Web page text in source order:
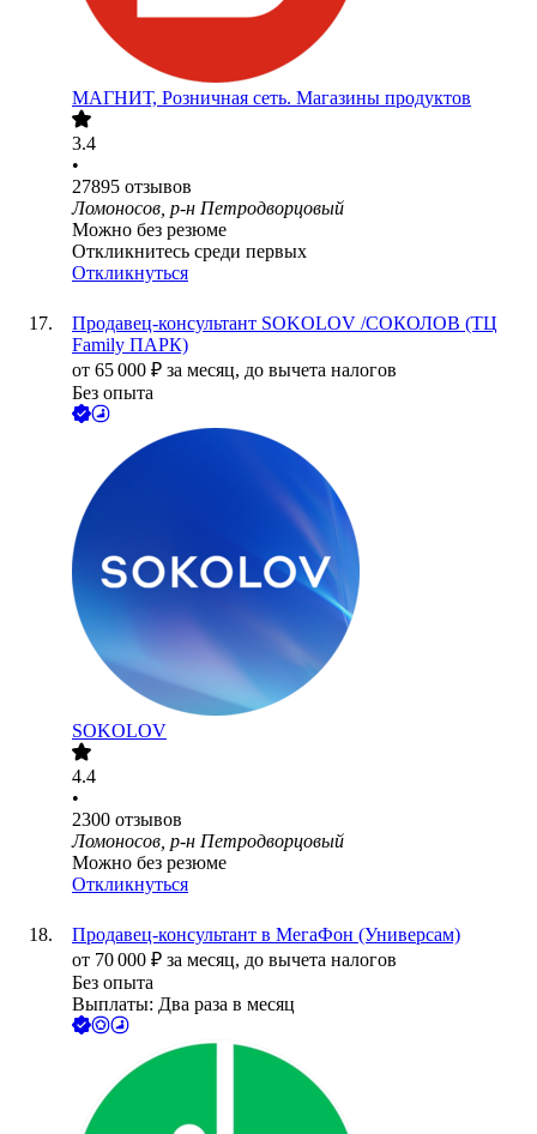
МАГНИТ, Розничная сеть. Магазины продуктов
3.4
•
27895 отзывов
Ломоносов, р-н Петродворцовый
Можно без резюме
Откликнитесь среди первых
Откликнуться
Продавец-консультант SOKOLOV /СОКОЛОВ (ТЦ
Family ПАРК)
от 65 000 ₽ за месяц, до вычета налогов
Без опыта
SOKOLOV
4.4
•
2300 отзывов
Ломоносов, р-н Петродворцовый
Можно без резюме
Откликнуться
Продавец-консультант в МегаФон (Универсам)
от 70 000 ₽ за месяц, до вычета налогов
Без опыта
Выплаты: Два раза в месяц